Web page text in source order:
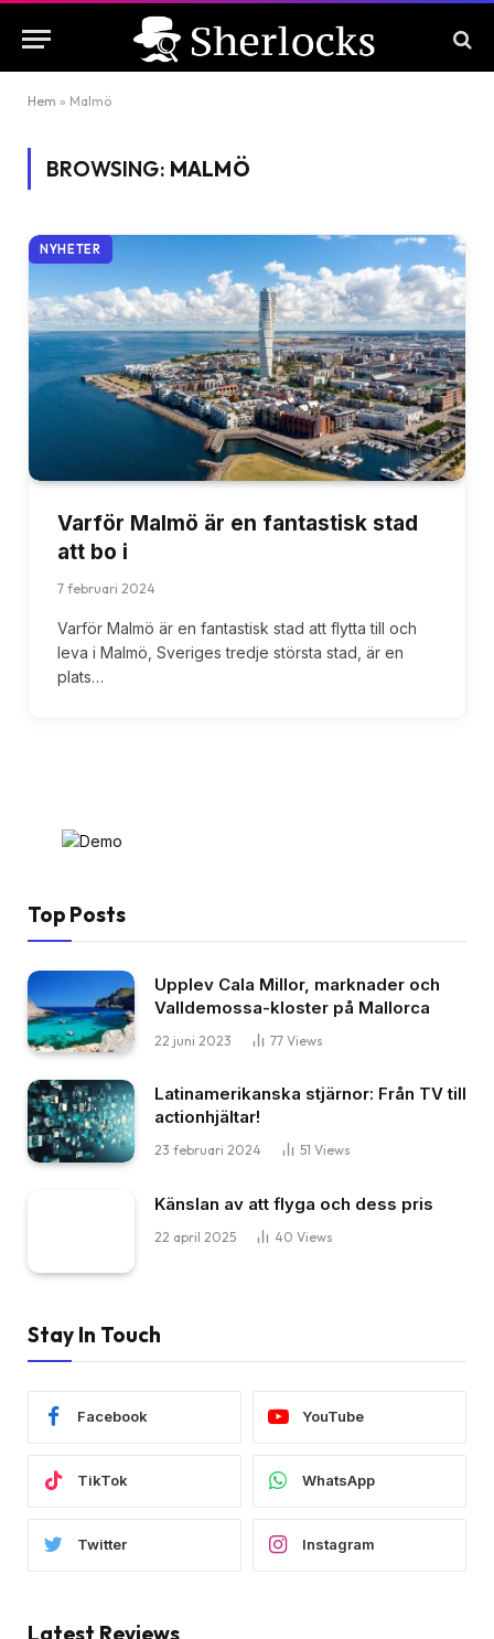
Hem » Malmö
BROWSING: MALMÖ
NYHETER
Varför Malmö är en fantastisk stad
att bo i
7 februari 2024
Varför Malmö är en fantastisk stad att flytta till och
leva i Malmö, Sveriges tredje största stad, är en
plats…
Top Posts
Upplev Cala Millor, marknader och
Valldemossa-kloster på Mallorca
22 juni 2023 77 Views
Latinamerikanska stjärnor: Från TV till
actionhjältar!
23 februari 2024 51 Views
Känslan av att flyga och dess pris
22 april 2025 40 Views
Stay In Touch
Facebook YouTube
TikTok WhatsApp
Twitter Instagram
Latest Reviews